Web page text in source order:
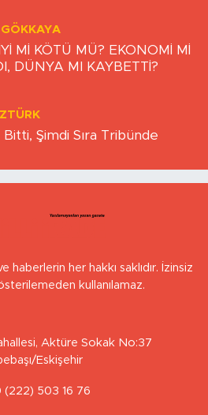
Mİ KÖTÜ MÜ? EKONOMİ Mİ
DÜNYA MI KAYBETTİ?
Şimdi Sıra Tribünde
haberlerin her hakkı saklıdır. İzinsiz
kullanılamaz.
Aktüre Sokak No:37
Eskişehir
(222) 503 16 76